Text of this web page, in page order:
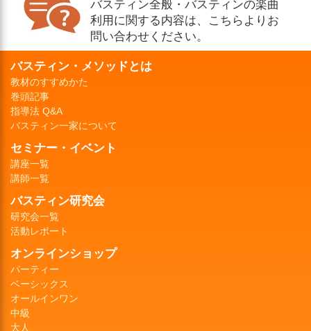
利用に関する内容は、こちらよりお
問い合わせください。
バスティン・メソッドとは
教材のすすめかた
巻頭記事
指導法 Q&A
バスティン一家について
セミナー・イベント
講座一覧
講師一覧
バスティン研究会
研究会一覧
活動レポート
オンラインショップ
パーティー
ベーシックス
オールインワン
中級
大人